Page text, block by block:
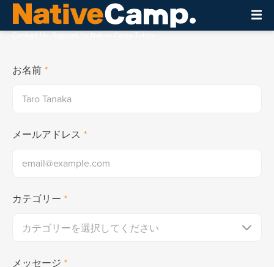
Contact Us: Support for Native Camp Tutors
お名前 *
メールアドレス *
カテゴリー *
メッセージ *